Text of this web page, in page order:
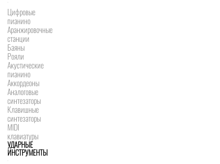
Цифровые
пианино
Аранжировочные
станции
Баяны
Рояли
Акустические
пианино
Аккордеоны
Аналоговые
синтезаторы
Клавишные
синтезаторы
MIDI
клавиатуры
УДАРНЫЕ
ИНСТРУМЕНТЫ